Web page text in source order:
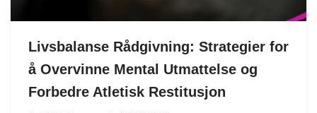
Livsbalanse Rådgivning: Strategier for
å Overvinne Mental Utmattelse og
Forbedre Atletisk Restitusjon